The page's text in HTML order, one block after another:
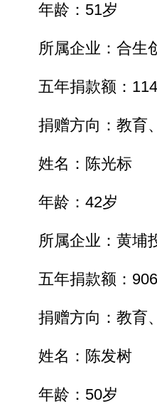
年龄：51岁
所属企业：合生
五年捐款额：
捐赠方向：教育
姓名：陈光标
年龄：42岁
所属企业：黄埔
五年捐款额：
捐赠方向：教育
姓名：陈发树
年龄：50岁